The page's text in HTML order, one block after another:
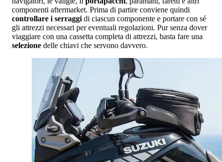
componenti aftermarket. Prima di partire conviene quindi
controllare i serraggi di ciascun componente e portare con sé
gli attrezzi necessari per eventuali regolazioni. Pur senza dover
viaggiare con una cassetta completa di attrezzi, basta fare una
selezione delle chiavi che servono davvero.